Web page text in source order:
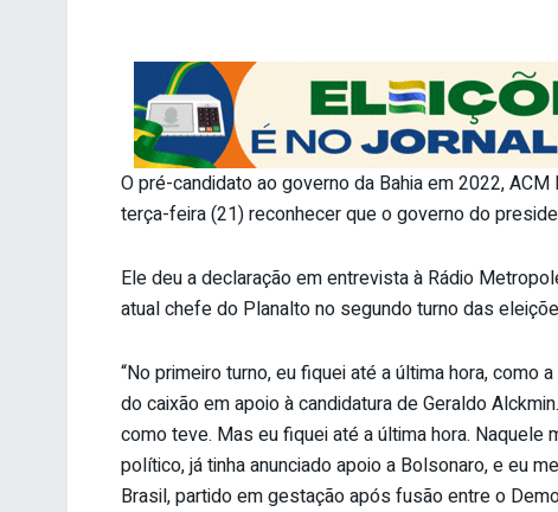
O pré-candidato ao governo da Bahia em 2022,
terça-feira (21) reconhecer que o governo do
Ele deu a declaração em entrevista à Rádio
atual chefe do Planalto no segundo turno das
“No primeiro turno, eu fiquei até a última hora,
do caixão em apoio à candidatura de Geraldo
como teve. Mas eu fiquei até a última hora.
político, já tinha anunciado apoio a Bolsonaro, e eu
Brasil, partido em gestação após fusão entre o